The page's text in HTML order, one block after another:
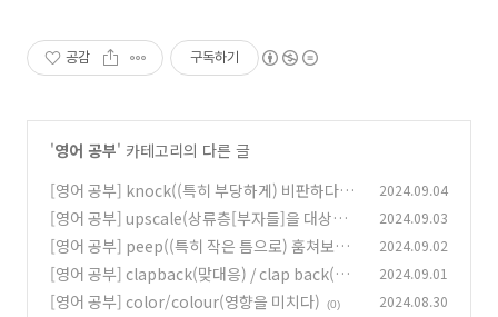
공감 구독하기
'영어 공부' 카테고리의 다른 글
[영어 공부] knock((특히 부당하게) 비판하다[트
집 잡다])
(2)
2024.09.04
[영어 공부] upscale(상류층[부자들]을 대상으
로 한, 고급[고가]의) (5)
2024.09.03
[영어 공부] peep((특히 작은 틈으로) 훔쳐보다
[살짝 보다]) (6)
2024.09.02
[영어 공부] clapback(맞대응) / clap back(맞
대응하다, 맞받아치다)
(2)
2024.09.01
[영어 공부] color/colour(영향을 미치다) (0) 2024.08.30